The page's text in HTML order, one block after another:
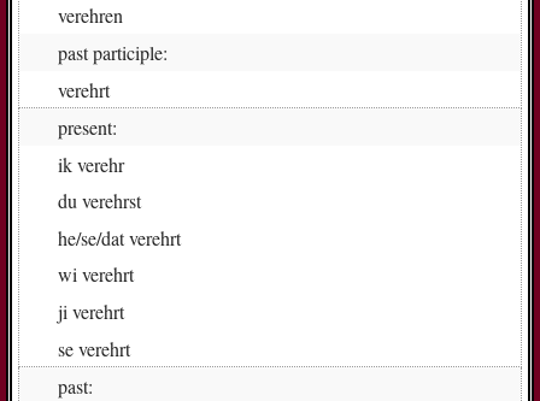
ver­eh­ren
past participle:
ver­ehrt
present:
ikver­ehr
duver­ehrst
he/se/datver­ehrt
wiver­ehrt
ji ver­ehrt
sever­ehrt
past: